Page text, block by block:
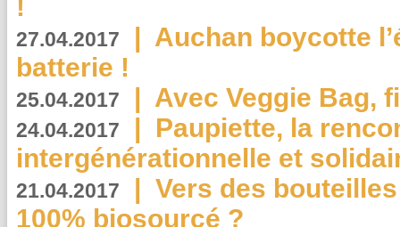
!
27.04.2017 | Auchan boycotte
batterie !
25.04.2017 | Avec Veggie Bag,
24.04.2017 | Paupiette, la
intergénérationnelle et
21.04.2017 | Vers des
100% biosourcé ?